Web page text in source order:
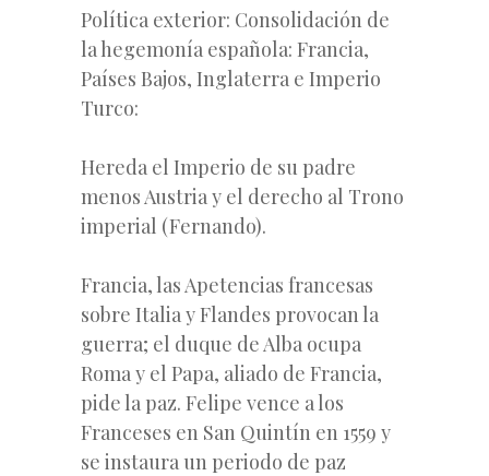
Política exterior: Consolidación de
la hegemonía española: Francia,
Países Bajos, Inglaterra e Imperio
Turco:
Hereda el Imperio de su padre
menos Austria y el derecho al Trono
imperial (Fernando).
Francia, las Apetencias francesas
sobre Italia y Flandes provocan la
guerra; el duque de Alba ocupa
Roma y el Papa, aliado de Francia,
pide la paz. Felipe vence a los
Franceses en San Quintín en 1559 y
se instaura un periodo de paz